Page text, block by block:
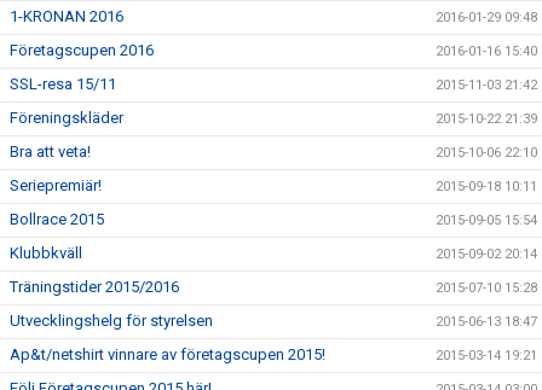
1-KRONAN 2016 2016-01-29 09:48
Företagscupen 2016 2016-01-16 15:40
SSL-resa 15/11 2015-11-03 21:42
Föreningskläder 2015-10-22 21:39
Bra att veta! 2015-10-06 22:10
Seriepremiär! 2015-09-18 10:11
Bollrace 2015 2015-09-05 15:54
Klubbkväll 2015-09-02 20:14
Träningstider 2015/2016 2015-07-10 15:28
Utvecklingshelg för styrelsen 2015-06-13 18:47
Ap&t/netshirt vinnare av företagscupen 2015! 2015-03-14 19:21